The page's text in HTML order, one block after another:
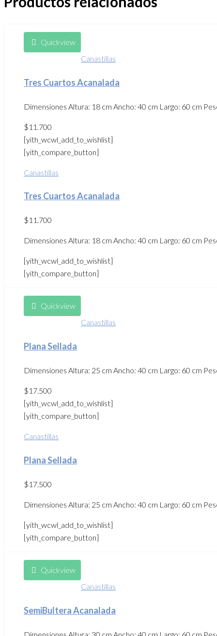
Quickview
Canastillas
Tres Cuartos Acanalada
Dimensiones Altura: 18 cm Ancho: 40 cm Largo: 60 cm
$11.700
[yith_wcwl_add_to_wishlist]
[yith_compare_button]
Canastillas
Tres Cuartos Acanalada
$11.700
Dimensiones Altura: 18 cm Ancho: 40 cm Largo: 60 cm
[yith_wcwl_add_to_wishlist]
[yith_compare_button]
Quickview
Canastillas
Plana Sellada
Dimensiones Altura: 25 cm Ancho: 40 cm Largo: 60 cm
$17.500
[yith_wcwl_add_to_wishlist]
[yith_compare_button]
Canastillas
Plana Sellada
$17.500
Dimensiones Altura: 25 cm Ancho: 40 cm Largo: 60 cm
[yith_wcwl_add_to_wishlist]
[yith_compare_button]
Quickview
Canastillas
SemiBultera Acanalada